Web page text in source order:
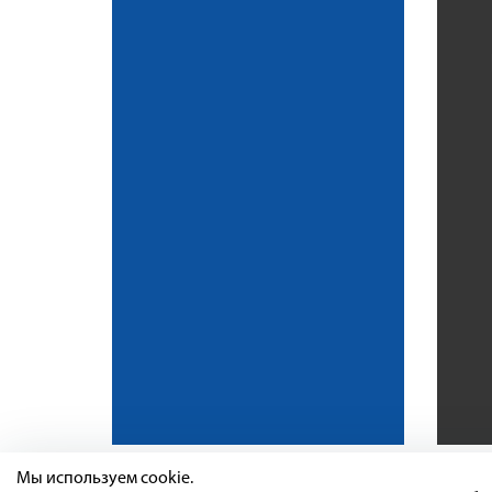
Мы используем cookie.